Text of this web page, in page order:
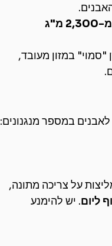
לפחות מ-2,300 מ"ג
במזון מעובד,
במספר מנגנונים:
על צריכה מתונה,
. יש להימנע